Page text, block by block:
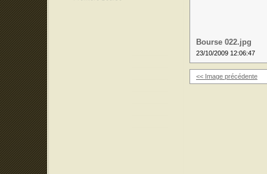
Bourse 022.jpg
23/10/2009 12:06:47
<< Image précédente